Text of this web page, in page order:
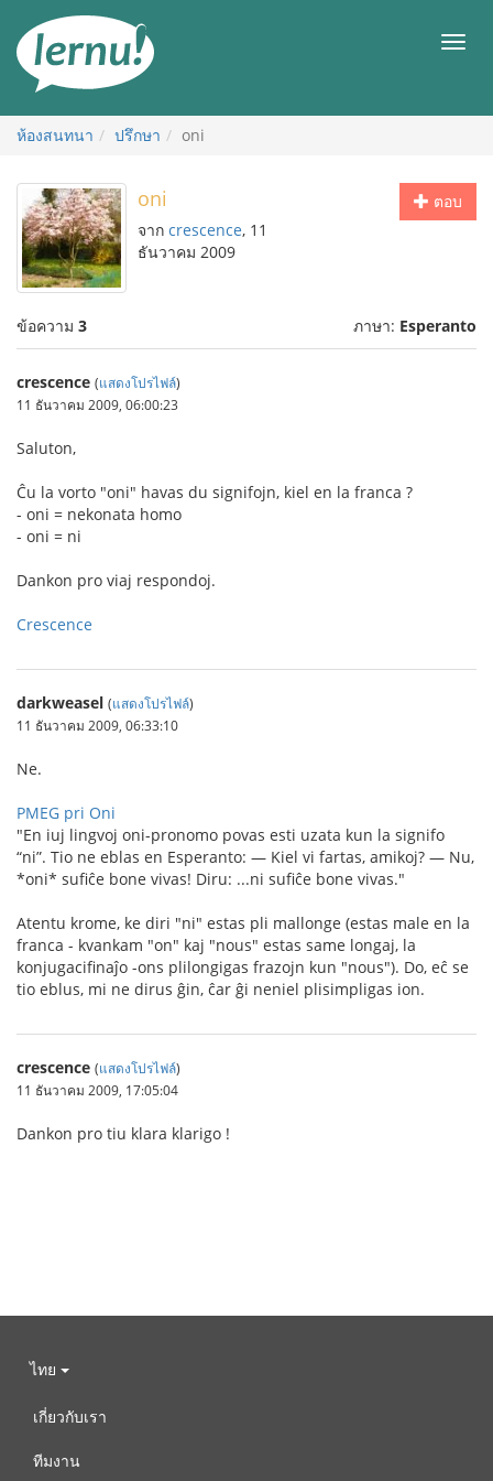
สารบัญ
เมนู
ห้องสนทนา ปรึกษา oni
ตอบ
oni
จาก crescence, 11
ธันวาคม 2009
ข้อความ 3 ภาษา: Esperanto
crescence (แสดงโปรไฟล์)
11 ธันวาคม 2009, 06:00:23
Saluton,
Ĉu la vorto "oni" havas du signifojn, kiel en la franca ?
- oni = nekonata homo
- oni = ni
Dankon pro viaj respondoj.
Crescence
darkweasel (แสดงโปรไฟล์)
11 ธันวาคม 2009, 06:33:10
Ne.
PMEG pri Oni
"En iuj lingvoj oni-pronomo povas esti uzata kun la signifo
“ni”. Tio ne eblas en Esperanto: — Kiel vi fartas, amikoj? — Nu,
*oni* sufiĉe bone vivas! Diru: ...ni sufiĉe bone vivas."
Atentu krome, ke diri "ni" estas pli mallonge (estas male en la
franca - kvankam "on" kaj "nous" estas same longaj, la
konjugacifinaĵo -ons plilongigas frazojn kun "nous"). Do, eĉ se
tio eblus, mi ne dirus ĝin, ĉar ĝi neniel plisimpligas ion.
crescence (แสดงโปรไฟล์)
11 ธันวาคม 2009, 17:05:04
Dankon pro tiu klara klarigo !
ไทย
เกี่ยวกับเรา
ทีมงาน